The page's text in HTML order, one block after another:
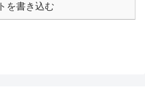
を書き込む